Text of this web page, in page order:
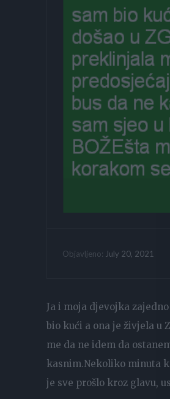
Objavljeno: July 20, 2021
Ja i moja djevojka
bio kući a ona je živjela u
me da ne idem da
kasnim.Nekoliko minuta
je sve prošlo kroz glavu,